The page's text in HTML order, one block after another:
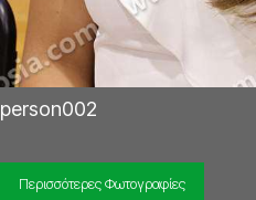
person002
Περισσότερες Φωτογραφίες